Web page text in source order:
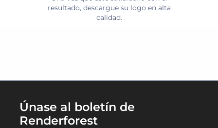
resultado, descargue su logo en alta
calidad.
Únase al boletín de
Renderforest